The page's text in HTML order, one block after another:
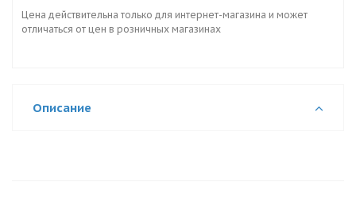
Цена действительна только для интернет-магазина и может
отличаться от цен в розничных магазинах
Описание